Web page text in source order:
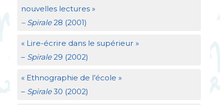
nouvelles lectures »
– Spirale28 (2001)
« Lire-écrire dans le supérieur »
– Spirale29 (2002)
« Ethnographie de l’école »
– Spirale30 (2002)